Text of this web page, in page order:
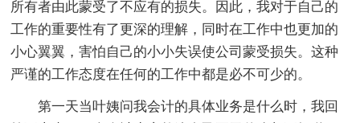
所有者由此蒙受了不应有的损失。因此，我对于自己的
工作的重要性有了更深的理解，同时在工作中也更加的
小心翼翼，害怕自己的小小失误使公司蒙受损失。这种
严谨的工作态度在任何的工作中都是必不可少的。
第一天当叶姨问我会计的具体业务是什么时，我回